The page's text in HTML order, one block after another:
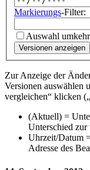
Markierungs-Filter:
Auswahl
Versionen anzeigen
Zur Anzeige der
Versionen auswählen
vergleichen“ klicken
(Aktuell) =
Unterschied zur
Uhrzeit/Datum
Adresse des